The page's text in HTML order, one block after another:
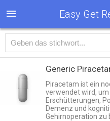
Easy Get
Generic
Piracetam ist ein
verwendet wird,
Erschütterungen,
Demenz und
Gehirnoperation zu